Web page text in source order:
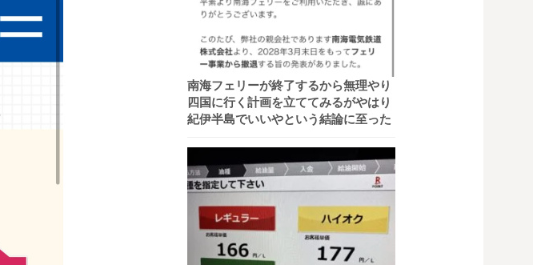
南海フェリーが終了するから無理やり
四国に行く計画を立ててみるがやはり
紀伊半島でいいやという結論に至った